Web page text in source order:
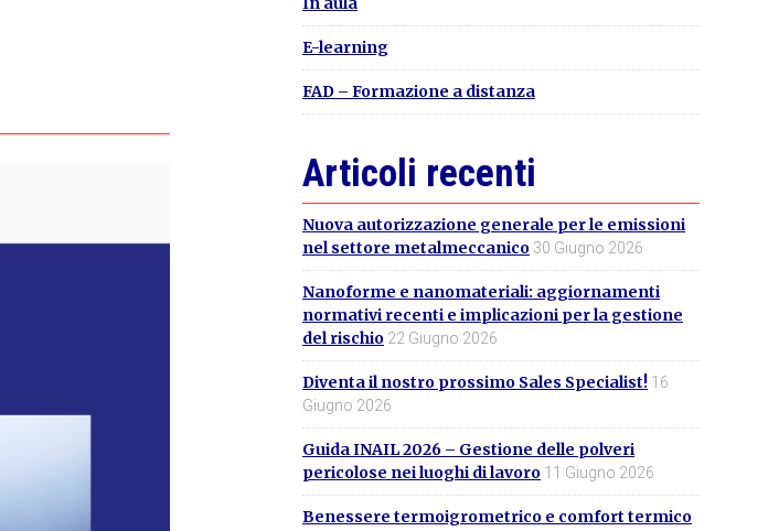
E-learning
FAD – Formazione a distanza
Articoli recenti
Nuova autorizzazione generale per le emissioni
nel settore metalmeccanico 30 Giugno 2026
Nanoforme e nanomateriali: aggiornamenti
normativi recenti e implicazioni per la gestione
del rischio 22 Giugno 2026
Diventa il nostro prossimo Sales Specialist! 16
Giugno 2026
Guida INAIL 2026 – Gestione delle polveri
pericolose nei luoghi di lavoro 11 Giugno 2026
Benessere termoigrometrico e comfort termico